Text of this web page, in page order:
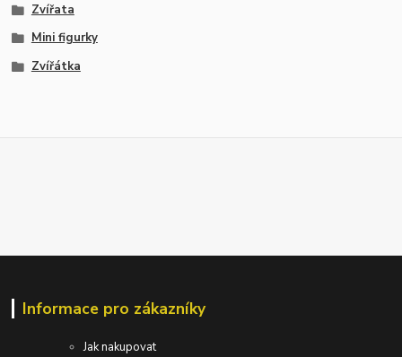
Zvířata
Mini figurky
Zvířátka
Informace pro zákazníky
Jak nakupovat